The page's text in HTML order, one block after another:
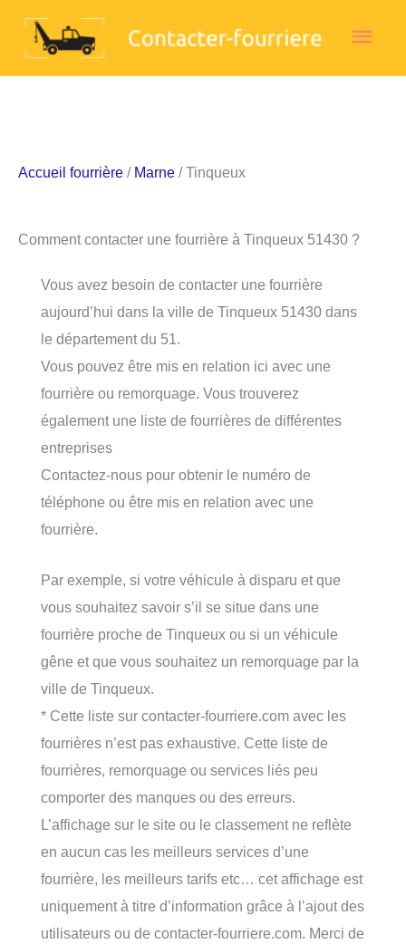
Accueil fourrière / Marne / Tinqueux
Comment contacter une fourrière à Tinqueux 51430 ?
Vous avez besoin de contacter une fourrière
aujourd’hui dans la ville de Tinqueux 51430 dans
le département du 51.
Vous pouvez être mis en relation ici avec une
fourrière ou remorquage. Vous trouverez
également une liste de fourrières de différentes
entreprises
Contactez-nous pour obtenir le numéro de
téléphone ou être mis en relation avec une
fourrière.
Par exemple, si votre véhicule à disparu et que
vous souhaitez savoir s’il se situe dans une
fourrière proche de Tinqueux ou si un véhicule
gêne et que vous souhaitez un remorquage par la
ville de Tinqueux.
* Cette liste sur contacter-fourriere.com avec les
fourrières n’est pas exhaustive. Cette liste de
fourrières, remorquage ou services liés peu
comporter des manques ou des erreurs.
L’affichage sur le site ou le classement ne reflète
en aucun cas les meilleurs services d’une
fourrière, les meilleurs tarifs etc… cet affichage est
uniquement à titre d’information grâce à l’ajout des
utilisateurs ou de contacter-fourriere.com. Merci de